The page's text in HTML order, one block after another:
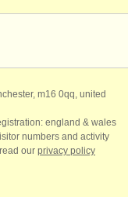
m16 0qq, united
england & wales
numbers and activity
our privacy policy